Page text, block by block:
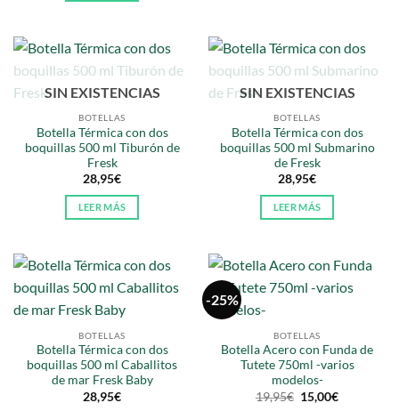
SIN EXISTENCIAS
BOTELLAS
Botella Térmica con dos
boquillas 500 ml Tiburón de
Fresk
28,95€
LEER MÁS
SIN EXISTENCIAS
BOTELLAS
Botella Térmica con dos
boquillas 500 ml Submarino
de Fresk
28,95€
LEER MÁS
BOTELLAS
Botella Térmica con dos
boquillas 500 ml Caballitos
de mar Fresk Baby
28,95€
-25%
BOTELLAS
Botella Acero con Funda de
Tutete 750ml -varios
modelos-
19,95€ El
precio
15,00€El